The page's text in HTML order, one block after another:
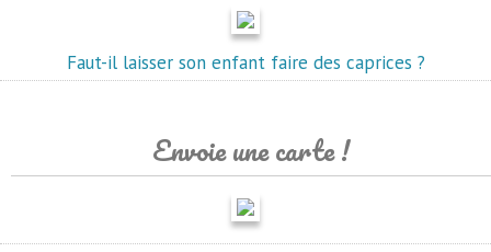
Faut-il laisser son enfant faire des caprices ?
Envoie une carte !